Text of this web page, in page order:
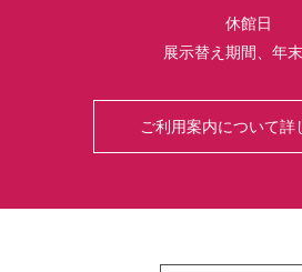
休館日
展示替え期間、年
ご利用案内について詳